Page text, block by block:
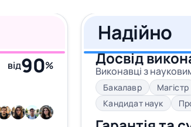
від90%
Надійно
Досвід
Виконавці з
Бакалавр Магістр
Кандидат наук